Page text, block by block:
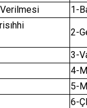
Verilmesi
1-
2-
3-
4-
5-
6-